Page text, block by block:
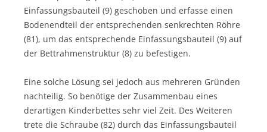
Einfassungsbauteil (9) geschoben und erfasse einen
Bodenendteil der entsprechenden senkrechten Röhre
(81), um das entsprechende Einfassungsbauteil (9) auf
der Bettrahmenstruktur (8) zu befestigen.
Eine solche Lösung sei jedoch aus mehreren Gründen
nachteilig. So benötige der Zusammenbau eines
derartigen Kinderbettes sehr viel Zeit. Des Weiteren
trete die Schraube (82) durch das Einfassungsbauteil